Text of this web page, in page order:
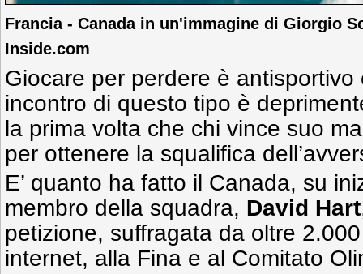
Francia - Canada in un'immagine di Giorgio
Inside.com
Giocare per perdere è
incontro di questo tipo è
la prima volta che chi vince suo
per ottenere la squalifica
E’ quanto ha fatto il Canada, su
membro della squadra, David Hart
petizione, suffragata da oltre
internet, alla Fina e al Comitato